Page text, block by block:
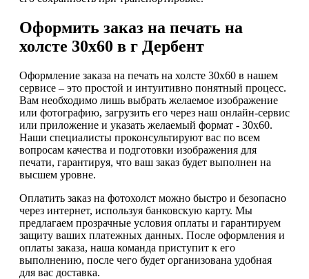
Оформить заказ на печать на
холсте 30х60 в г Дербент
Оформление заказа на печать на холсте 30х60 в нашем
сервисе – это простой и интуитивно понятный процесс.
Вам необходимо лишь выбрать желаемое изображение
или фотографию, загрузить его через наш онлайн-сервис
или приложение и указать желаемый формат - 30х60.
Наши специалисты проконсультируют вас по всем
вопросам качества и подготовки изображения для
печати, гарантируя, что ваш заказ будет выполнен на
высшем уровне.
Оплатить заказ на фотохолст можно быстро и безопасно
через интернет, используя банковскую карту. Мы
предлагаем прозрачные условия оплаты и гарантируем
защиту ваших платежных данных. После оформления и
оплаты заказа, наша команда приступит к его
выполнению, после чего будет организована удобная
для вас доставка.